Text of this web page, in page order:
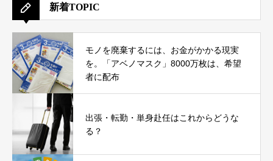
新着TOPIC
モノを廃棄するには、お金がかかる現実
を。「アベノマスク」8000万枚は、希望
者に配布
出張・転勤・単身赴任はこれからどうな
る？